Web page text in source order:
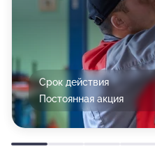
Срок действия
Постоянная акция